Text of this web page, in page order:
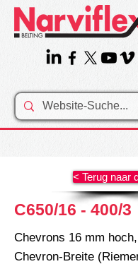
< Terug naar
C650/16 - 400/3
Chevrons 16 mm
Chevron-Breite